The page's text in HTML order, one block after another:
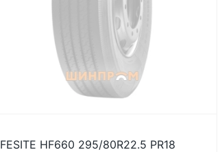
FESITE HF660 295/80R22.5 PR18